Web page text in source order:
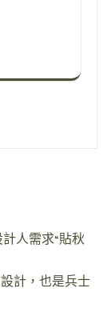
人需求“貼秋
計，也是兵士